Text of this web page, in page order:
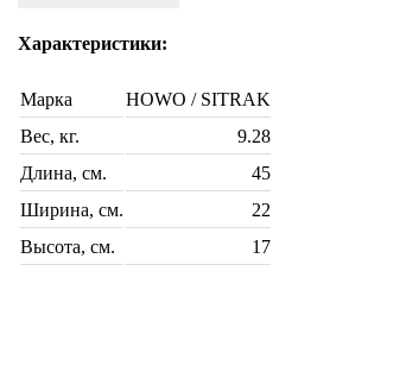
Характеристики:
Марка
HOWO / SITRAK
Вес, кг.
9.28
Длина, см.
45
Ширина, см.
22
Высота, см.
17